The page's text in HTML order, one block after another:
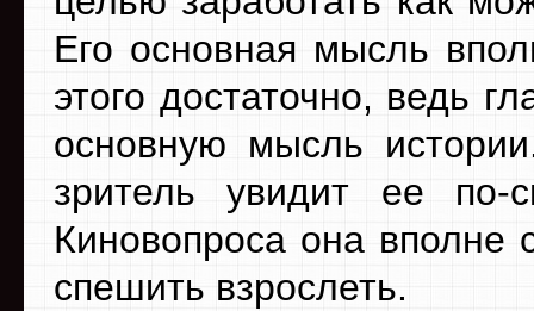
Его основная мысль
этого достаточно, ведь
основную мысль
зритель увидит ее
Киновопроса она вполне
спешить взрослеть.